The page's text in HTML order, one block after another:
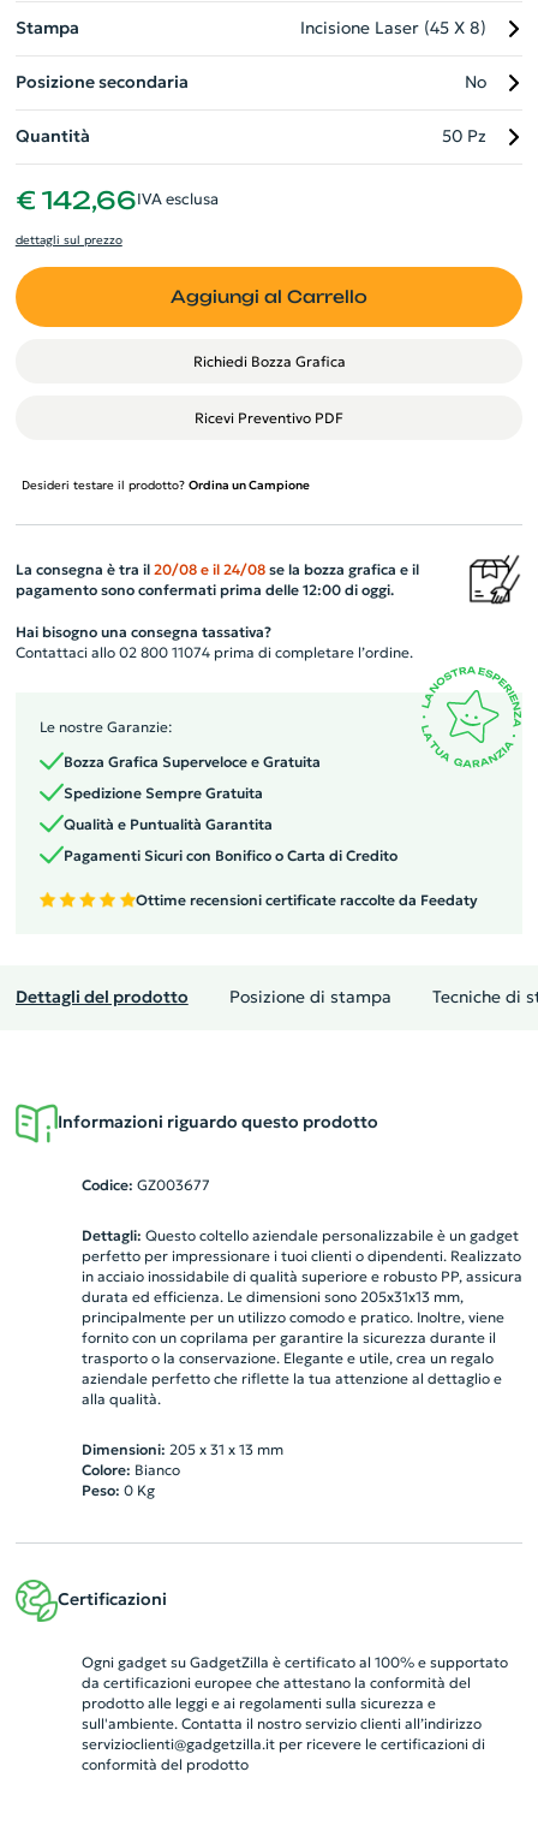
Stampa Incisione Laser (45 X 8)
Posizione secondaria No
Quantità 50 Pz
€ 142,66IVA esclusa
dettagli sul prezzo
Aggiungi al Carrello
Richiedi Bozza Grafica
Ricevi Preventivo PDF
Desideri testare il prodotto? Ordina un Campione
La consegna è tra il 20/08 e il 24/08se la bozza grafica e il
pagamento sono confermati prima delle 12:00 di oggi.
Hai bisogno una consegna tassativa?
Contattaci allo 02 800 11074 prima di completare l’ordine.
Le nostre Garanzie:
Bozza Grafica Superveloce e Gratuita
Spedizione Sempre Gratuita
Qualità e Puntualità Garantita
Pagamenti Sicuri con Bonifico o Carta di Credito
Ottime recensioni certificate raccolte da Feedaty
Dettagli del prodotto Posizione di stampa Tecniche di
Informazioni riguardo questo prodotto
Codice: GZ003677
Dettagli: Questo coltello aziendale personalizzabile è un gadget
perfetto per impressionare i tuoi clienti o dipendenti. Realizzato
in acciaio inossidabile di qualità superiore e robusto PP, assicura
durata ed efficienza. Le dimensioni sono 205x31x13 mm,
principalmente per un utilizzo comodo e pratico. Inoltre, viene
fornito con un coprilama per garantire la sicurezza durante il
trasporto o la conservazione. Elegante e utile, crea un regalo
aziendale perfetto che riflette la tua attenzione al dettaglio e
alla qualità.
Dimensioni: 205 x 31 x 13 mm
Colore: Bianco
Peso: 0Kg
Certificazioni
Ogni gadget su GadgetZilla è certificato al 100% e supportato
da certificazioni europee che attestano la conformità del
prodotto alle leggi e ai regolamenti sulla sicurezza e
sull'ambiente. Contatta il nostro servizio clienti all’indirizzo
servizioclienti@gadgetzilla.itper ricevere le certificazioni di
conformità del prodotto